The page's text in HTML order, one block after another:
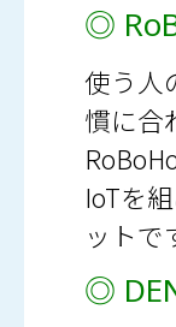
◎
使う人
慣に合
IoTを
ットで
◎